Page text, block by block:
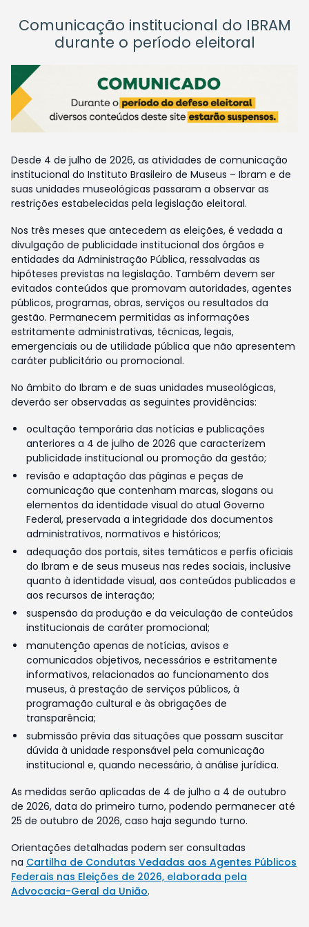
Comunicação institucional do IBRAM
durante o período eleitoral
Desde 4 de julho de 2026, as atividades de comunicação
institucional do Instituto Brasileiro de Museus – Ibram e de
suas unidades museológicas passaram a observar as
restrições estabelecidas pela legislação eleitoral.
Nos três meses que antecedem as eleições, é vedada a
divulgação de publicidade institucional dos órgãos e
entidades da Administração Pública, ressalvadas as
hipóteses previstas na legislação. Também devem ser
evitados conteúdos que promovam autoridades, agentes
públicos, programas, obras, serviços ou resultados da
gestão. Permanecem permitidas as informações
estritamente administrativas, técnicas, legais,
emergenciais ou de utilidade pública que não apresentem
caráter publicitário ou promocional.
No âmbito do Ibram e de suas unidades museológicas,
deverão ser observadas as seguintes providências:
ocultação temporária das notícias e publicações
anteriores a 4 de julho de 2026 que caracterizem
publicidade institucional ou promoção da gestão;
revisão e adaptação das páginas e peças de
comunicação que contenham marcas, slogans ou
elementos da identidade visual do atual Governo
Federal, preservada a integridade dos documentos
administrativos, normativos e históricos;
adequação dos portais, sites temáticos e perfis oficiais
do Ibram e de seus museus nas redes sociais, inclusive
quanto à identidade visual, aos conteúdos publicados e
aos recursos de interação;
suspensão da produção e da veiculação de conteúdos
institucionais de caráter promocional;
manutenção apenas de notícias, avisos e
comunicados objetivos, necessários e estritamente
informativos, relacionados ao funcionamento dos
museus, à prestação de serviços públicos, à
programação cultural e às obrigações de
transparência;
submissão prévia das situações que possam suscitar
dúvida à unidade responsável pela comunicação
institucional e, quando necessário, à análise jurídica.
As medidas serão aplicadas de 4 de julho a 4 de outubro
de 2026, data do primeiro turno, podendo permanecer até
25 de outubro de 2026, caso haja segundo turno.
Orientações detalhadas podem ser consultadas
na Cartilha de Condutas Vedadas aos Agentes Públicos
Federais nas Eleições de 2026, elaborada pela
Advocacia-Geral da União.